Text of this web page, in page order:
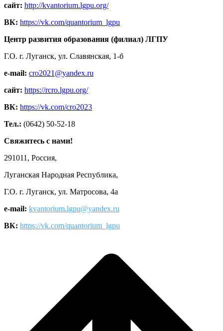
сайт: http://kvantorium.lgpu.org/
ВК: https://vk.com/quantorium_lgpu
Центр развития образования (филиал) ЛГПУ
Г.О. г. Луганск, ул. Славянская, 1-б
e-mail: cro2021@yandex.ru
сайт: https://rcro.lgpu.org/
ВК: https://vk.com/cro2023
Тел.: (0642) 50-52-18
Свяжитесь с нами!
291011, Россия,
Луганская Народная Республика,
Г.О. г. Луганск, ул. Матросова, 4а
e-mail: kvantorium.lgpu@yandex.ru
ВК: https://vk.com/quantorium_lgpu